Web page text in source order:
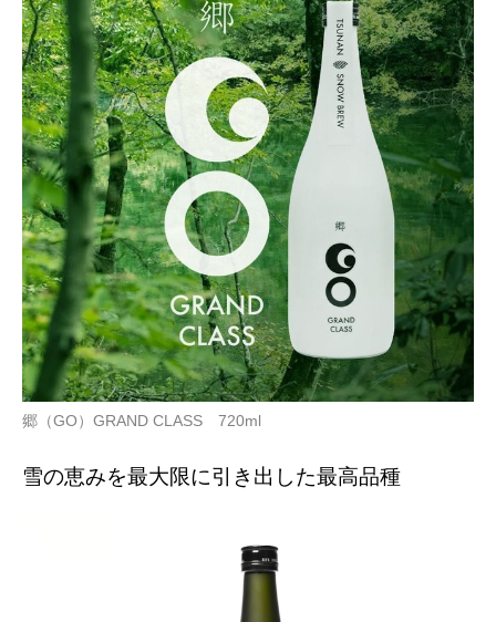
郷（GO）GRAND CLASS 720ml
雪の恵みを最大限に引き出した最高品種